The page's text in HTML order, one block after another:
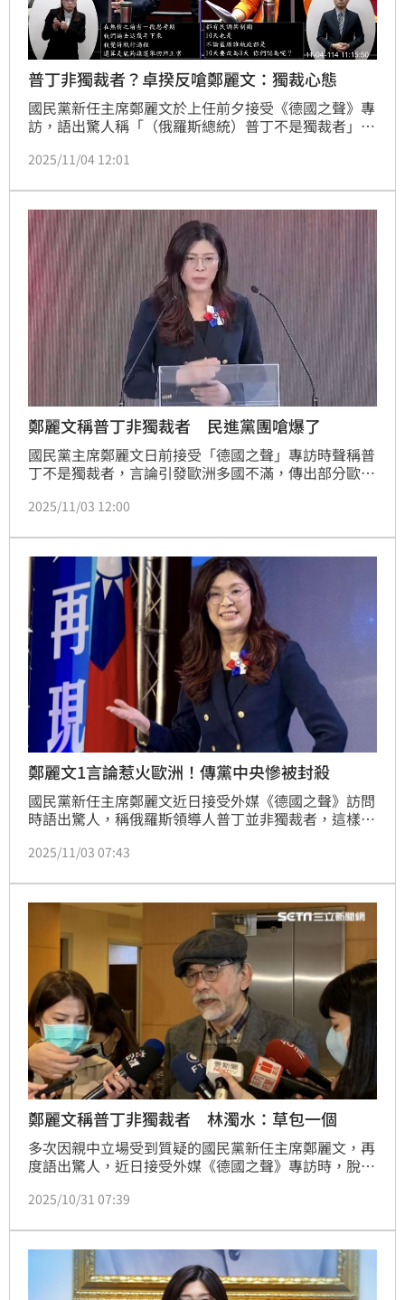
普丁非獨裁者？卓揆反嗆鄭麗文：獨裁心態
國民黨新任主席鄭麗文於上任前夕接受《德國之聲》專
訪，語出驚人稱「（俄羅斯總統）普丁不是獨裁者」，
被問及此事時表示，沒有經過人民普選，且長期擔任一
民主選舉應該有的結果，如果只有自己認為這個人不是
獨裁，而其他人不這麼認為，「那個認為他不是獨裁的
人，有獨裁的心態。」
2025/11/04 12:01
鄭麗文稱普丁非獨裁者 民進黨團嗆爆了
國民黨主席鄭麗文日前接受「德國之聲」專訪時聲稱普
丁不是獨裁者，言論引發歐洲多國不滿，傳出部分歐洲
交領域立委接觸。對此，民進黨團書記長陳培瑜譴責鄭
民意。她直言，鄭麗文應不僅對台灣人民道歉，更要向
全世界曾對抗獨裁、飽受極權之苦的人致歉，「你享受
自由生活，卻為極權說話，這是最大的諷刺」。
2025/11/03 12:00
鄭麗文1言論惹火歐洲！傳黨中央慘被封殺
國民黨新任主席鄭麗文近日接受外媒《德國之聲》訪問
時語出驚人，稱俄羅斯領導人普丁並非獨裁者，這樣的
殺」國民黨中央，未來只和藍委以及前主席朱立倫保持
2025/11/03 07:43
鄭麗文稱普丁非獨裁者 林濁水：草包一個
多次因親中立場受到質疑的國民黨新任主席鄭麗文，再
度語出驚人，近日接受外媒《德國之聲》專訪時，脫口
領袖」，對於國際社會的認知引發質疑。前立委同時也
麗文就是十足的草包」。
2025/10/31 07:39